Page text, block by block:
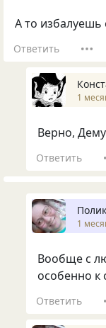
А то избалуешь
Ответить
1
Верно,
Ответить
1
Вообще с
особенно к
Ответить